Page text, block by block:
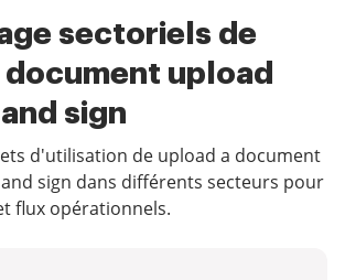
sectoriels de
upload
sign
d'utilisation de upload a document
sign dans différents secteurs pour
flux opérationnels.